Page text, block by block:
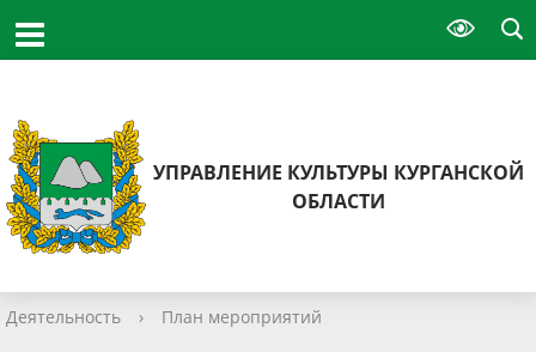
УПРАВЛЕНИЕ КУЛЬТУРЫ КУРГАНСКОЙ
ОБЛАСТИ
Деятельность › План мероприятий